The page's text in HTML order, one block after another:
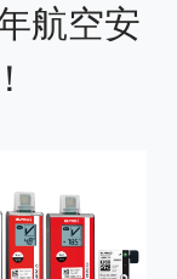
航空安